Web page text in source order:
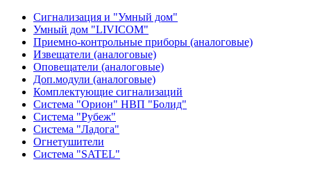
Сигнализация и "Умный дом"
Умный дом "LIVICOM"
Приемно-контрольные приборы (аналоговые)
Извещатели (аналоговые)
Оповещатели (аналоговые)
Доп.модули (аналоговые)
Комплектующие сигнализаций
Система "Орион" НВП "Болид"
Система "Рубеж"
Система "Ладога"
Огнетушители
Система "SATEL"